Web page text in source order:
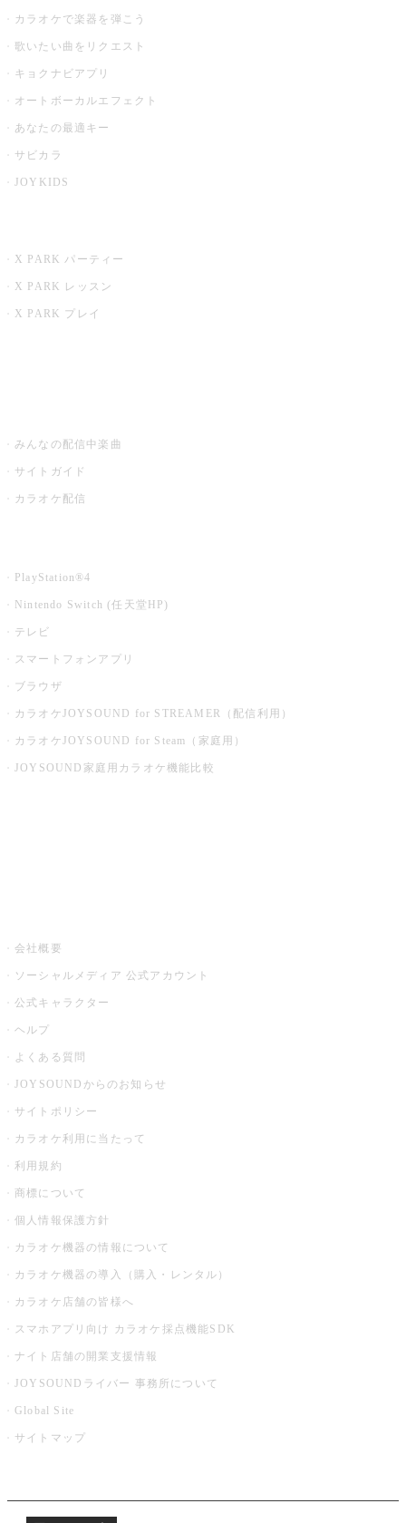
カラオケで楽器を弾こう
歌いたい曲をリクエスト
キョクナビアプリ
オートボーカルエフェクト
あなたの最適キー
サビカラ
JOYKIDS
X PARK パーティー
X PARK レッスン
X PARK プレイ
みんなの配信中楽曲
サイトガイド
カラオケ配信
PlayStation®4
Nintendo Switch (任天堂HP)
テレビ
スマートフォンアプリ
ブラウザ
カラオケJOYSOUND for STREAMER（配信利用）
カラオケJOYSOUND for Steam（家庭用）
JOYSOUND家庭用カラオケ機能比較
会社概要
ソーシャルメディア 公式アカウント
公式キャラクター
ヘルプ
よくある質問
JOYSOUNDからのお知らせ
サイトポリシー
カラオケ利用に当たって
利用規約
商標について
個人情報保護方針
カラオケ機器の情報について
カラオケ機器の導入（購入・レンタル）
カラオケ店舗の皆様へ
スマホアプリ向け カラオケ採点機能SDK
ナイト店舗の開業支援情報
JOYSOUNDライバー 事務所について
Global Site
サイトマップ